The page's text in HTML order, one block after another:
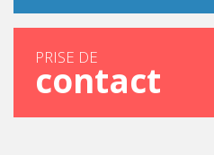
PRISE DE
contact